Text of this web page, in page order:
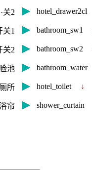
关2 hotel_drawer2cl
关1 bathroom_sw1
关2 bathroom_sw2
池 bathroom_water
厕所 hotel_toilet ↓
帘 shower_curtain